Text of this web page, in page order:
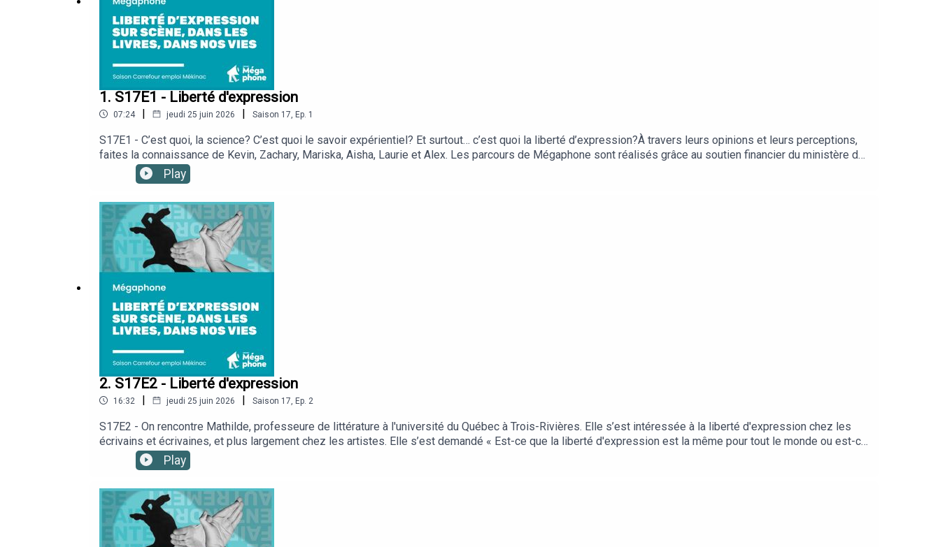
1. S17E1 - Liberté d'expression
07:24 | jeudi 25 juin 2026 | Saison 17 Ep. 1
S17E1 - C’est quoi, la science? C’est quoi le savoir expérientiel? Et surtout… c’est quoi la liberté d’expression?À travers leurs opinions et leurs perceptions,
faites la connaissance de Kevin, Zachary, Mariska, Aisha, Laurie et Alex. Les parcours de Mégaphone sont réalisés grâce au soutien financier du ministère de
l’Économie, de l’Innovation et de l’Énergie par l’entremise du programme NovaScience.
Play
2. S17E2 - Liberté d'expression
16:32 | jeudi 25 juin 2026 | Saison 17 Ep. 2
S17E2 - On rencontre Mathilde, professeure de littérature à l'université du Québec à Trois-Rivières. Elle s’est intéressée à la liberté d'expression chez les
écrivains et écrivaines, et plus largement chez les artistes. Elle s’est demandé « Est-ce que la liberté d'expression est la même pour tout le monde ou est-ce
que les artistes devraient avoir le droit de dire? » Cette question, et bien d’autres qui en découlent, va animer les discussions de notre groupe tout l’atelier
durant! Et il y a tellement à dire, qu’on poursuit les échanges au prochain épisode…Les parcours de Mégaphone sont réalisés grâce au soutien financier du
Play